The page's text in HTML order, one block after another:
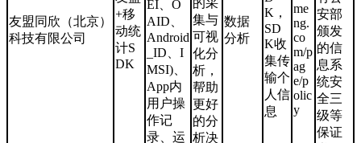
友盟同欣（北京）
科技有限公司
+移
动统
计S
DK
EI、O
AID、
Android
_ID、I
MSI)、
App内
用户操
作记
录、运
的采
集与
可视
化分
析，
帮助
更好
的分
析决
数据
分析
K，
SD
K收
集传
输个
人信
息
me
ng.
co
m/p
ag
e/p
olic
y
安部
颁发
的信
息系
统安
全三
级等
保证